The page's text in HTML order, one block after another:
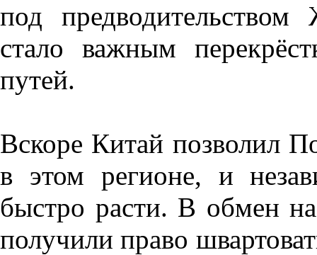
под
стало важным
путей.
Вскоре Китай позволил
в этом регионе, и
быстро расти. В обмен
получили право